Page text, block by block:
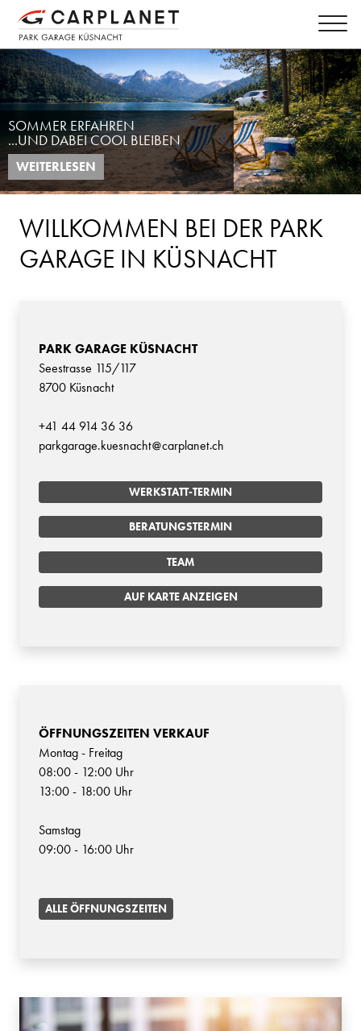
SOMMER ERFAHREN
...UND DABEI COOL BLEIBEN
WEITERLESEN
WIR SIND
CARPLANET
WEITERLESEN
WILLKOMMEN BEI DER PARK
GARAGE IN KÜSNACHT
ÖFFNUNGSZEITEN VERKAUF
Montag - Freitag
08:00 - 12:00 Uhr
13:00 - 18:00 Uhr
Samstag
09:00 - 16:00 Uhr
ALLE ÖFFNUNGSZEITEN
PARK GARAGE KÜSNACHT
Seestrasse 115/117
8700 Küsnacht
+41 44 914 36 36
parkgarage.kuesnacht
carplanetch
WERKSTATT-TERMIN
BERATUNGSTERMIN
TEAM
AUF KARTE ANZEIGEN